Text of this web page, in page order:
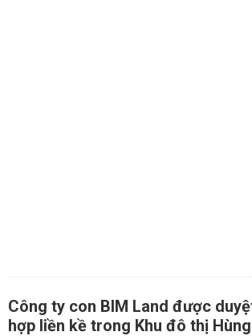
Công ty con BIM Land được
hợp liền kề trong Khu đô thị